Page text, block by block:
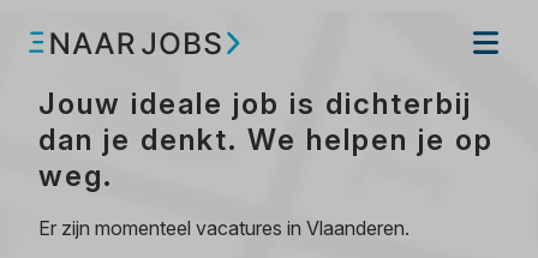
Jouw ideale job is dichterbij
dan je denkt. We helpen je op
weg.
Er zijn momenteel vacatures in Vlaanderen.